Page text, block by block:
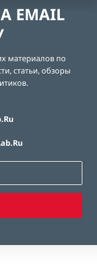
EMAIL
материалов по
статьи, обзоры